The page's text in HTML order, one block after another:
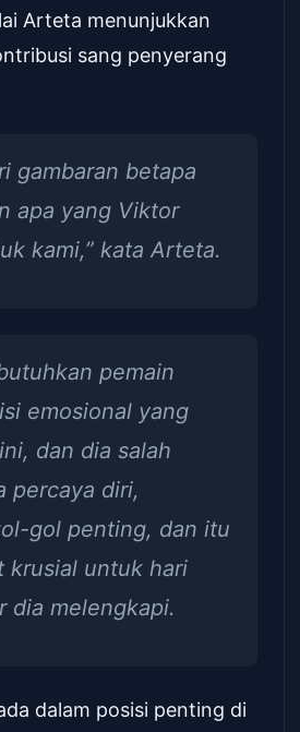
Arteta menunjukkan
sang penyerang
gambaran betapa
apa yang Viktor
kami,” kata Arteta.
pemain
emosional yang
dan dia salah
percaya diri,
gol penting, dan itu
krusial untuk hari
dia melengkapi.
dalam posisi penting di